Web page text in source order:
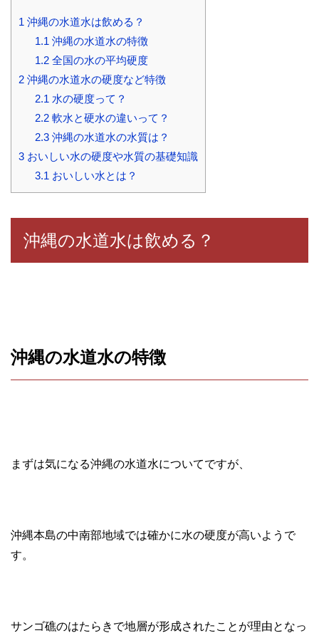
1 沖縄の水道水は飲める？
1.1 沖縄の水道水の特徴
1.2全国の水の平均硬度
2 沖縄の水道水の硬度など特徴
2.1 水の硬度って？
2.2軟水と硬水の違いって？
2.3沖縄の水道水の水質は？
3 おいしい水の硬度や水質の基礎知識
3.1 おいしい水とは？
沖縄の水道水は飲める？
沖縄の水道水の特徴
まずは気になる沖縄の水道水についてですが、
沖縄本島の中南部地域では確かに水の硬度が高いようで
す。
サンゴ礁のはたらきで地層が形成されたことが理由となっ